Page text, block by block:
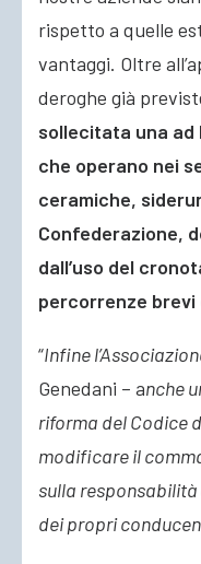
rispetto a quelle
vantaggi. Oltre
deroghe già
sollecitata una ad
che operano nei
ceramiche,
Confederazione,
dall’uso del
percorrenze brevi
“Infine
Genedani – anche
riforma del Codice
modificare il
sulla responsabilità
dei propri